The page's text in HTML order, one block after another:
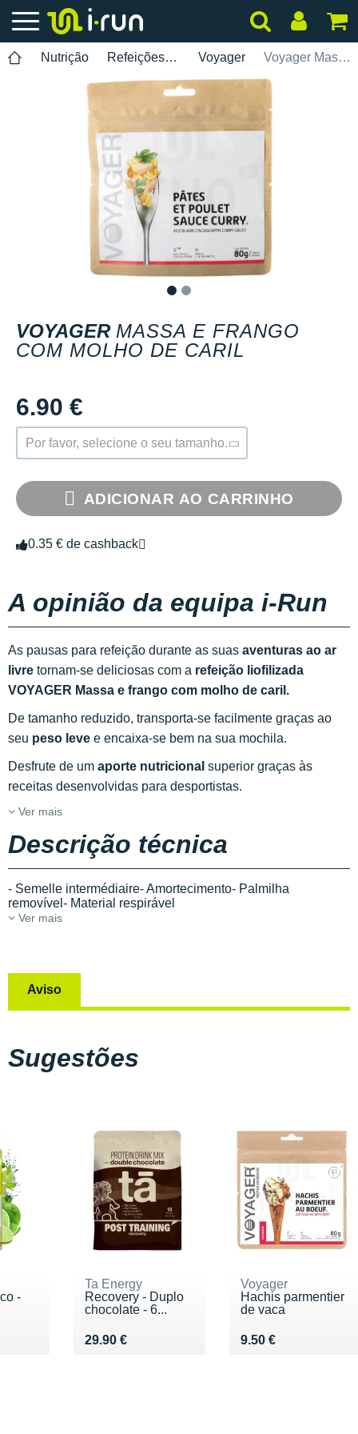
Nutrição Refeições liofilizadas Voyager Voyager Massa e frango com molho de caril
VOYAGER MASSA E FRANGO
COM MOLHO DE CARIL
6.90 €
Por favor, selecione o seu tamanho.
ADICIONAR AO CARRINHO
0.35 € de cashback
A opinião da equipa i-Run
As pausas para refeição durante as suas aventuras ao ar
livre tornam-se deliciosas com a refeição liofilizada
VOYAGER Massa e frango com molho de caril.
De tamanho reduzido, transporta-se facilmente graças ao
seu peso leve e encaixa-se bem na sua mochila.
Desfrute de um aporte nutricional superior graças às
receitas desenvolvidas para desportistas.
Ver mais
Descrição técnica
- Semelle intermédiaire- Amortecimento- Palmilha
removível- Material respirável
Ver mais
Aviso
Sugestões
-
Ta Energy
Recovery - Duplo
chocolate - 6...
29.90 €
Vendu 29.90 €
Voyager
Hachis parmentier
de vaca
9.50 €
Vendu 9.50 €